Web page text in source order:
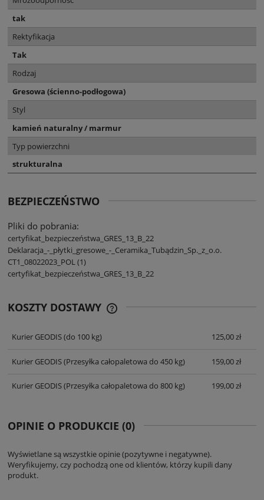
tak
Rektyfikacja
Tak
Rodzaj
Gresowa (ścienno-podłogowa)
Styl
kamień naturalny / marmur
Typ powierzchni
strukturalna
BEZPIECZEŃSTWO
Pliki do pobrania:
certyfikat_bezpieczeństwa_GRES_13_B_22
Deklaracja_-_płytki_gresowe_-_Ceramika_Tubądzin_Sp._z_o.o.
CT1_08022023_POL (1)
certyfikat_bezpieczeństwa_GRES_13_B_22
KOSZTY DOSTAWY
Kurier GEODIS(do 100 kg) 125,00 zł
Kurier GEODIS(Przesyłka całopaletowa do 450 kg) 159,00 zł
Kurier GEODIS(Przesyłka całopaletowa do 800 kg) 199,00 zł
OPINIE O PRODUKCIE (0)
Wyświetlane są wszystkie opinie (pozytywne i negatywne).
Weryfikujemy, czy pochodzą one od klientów, którzy kupili dany
produkt.